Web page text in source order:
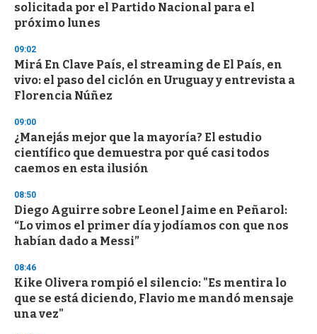
solicitada por el Partido Nacional para el
próximo lunes
09:02
Mirá En Clave País, el streaming de El País, en
vivo: el paso del ciclón en Uruguay y entrevista a
Florencia Núñez
09:00
¿Manejás mejor que la mayoría? El estudio
científico que demuestra por qué casi todos
caemos en esta ilusión
08:50
Diego Aguirre sobre Leonel Jaime en Peñarol:
“Lo vimos el primer día y jodíamos con que nos
habían dado a Messi”
08:46
Kike Olivera rompió el silencio: "Es mentira lo
que se está diciendo, Flavio me mandó mensaje
una vez"